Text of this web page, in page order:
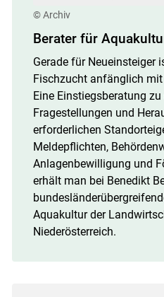
© Archiv
Berater für
Gerade für Neueinsteiger
Fischzucht anfänglich
Eine Einstiegsberatung
Fragestellungen und
erforderlichen
Meldepflichten,
Anlagenbewilligung und
erhält man bei Benedikt
Aquakultur der
Niederösterreich.